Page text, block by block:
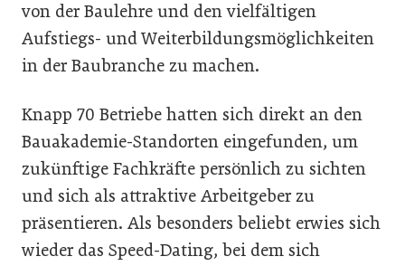
von der Baulehre und den vielfältigen
Aufstiegs- und Weiterbildungsmöglichkeiten
in der Baubranche zu machen.
Knapp 70 Betriebe hatten sich direkt an den
Bauakademie-Standorten eingefunden, um
zukünftige Fachkräfte persönlich zu sichten
und sich als attraktive Arbeitgeber zu
präsentieren. Als besonders beliebt erwies sich
wieder das Speed-Dating, bei dem sich